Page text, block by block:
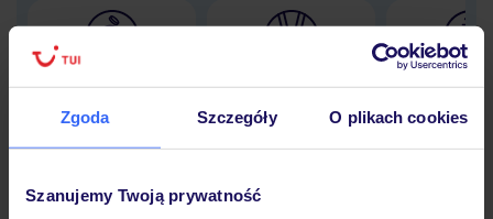
Zgoda Szczegóły O plikach cookies
Szanujemy Twoją prywatność
podróży w Polsce
30 lat w